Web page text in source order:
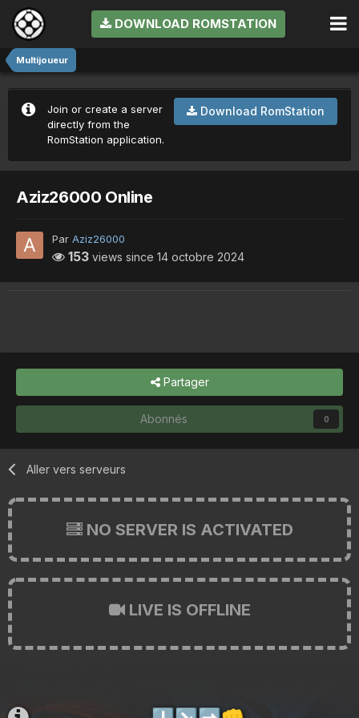
DOWNLOAD ROMSTATION
Multijoueur
Download RomStation
Join or create a server
directly from the
RomStation application.
Aziz26000 Online
Par Aziz26000
153 views since 14 octobre 2024
Partager
Abonnés 0
Aller vers serveurs
NO SERVER IS ACTIVATED
LIVE IS OFFLINE